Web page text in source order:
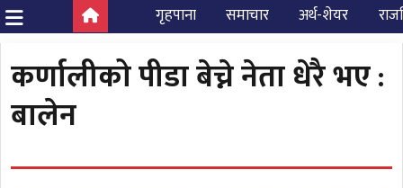
गृहपाना
समाचार अर्थ-शेयर
कर्णालीको पीडा बेच्ने नेता धेरै भए :
बालेन